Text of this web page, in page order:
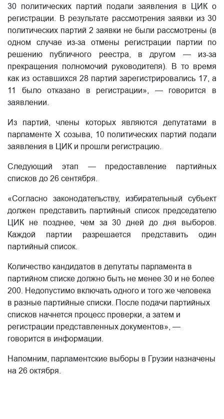
30 политических партий подали заявления в ЦИК о
регистрации. В результате рассмотрения заявки из 30
политических партий 2 заявки не были рассмотрены (в
одном случае из-за отмены регистрации партии по
решению публичного реестра, в другом — из-за
прекращения полномочий руководителя). В то время
как из оставшихся 28 партий зарегистрировались 17, а
11 было отказано в регистрации», — говорится в
заявлении.
Из партий, члены которых являются депутатами в
парламенте X созыва, 10 политических партий подали
заявления в ЦИК и прошли регистрацию.
Следующий этап — предоставление партийных
списков до 26 сентября.
«Согласно законодательству, избирательный субъект
должен представить партийный список председателю
ЦИК не позднее, чем за 30 дней до дня выборов.
Каждой партии разрешается представить один
партийный список.
Количество кандидатов в депутаты парламента в
партийном списке должно быть не менее 30 и не более
200. Недопустимо включать одного и того же человека
в разные партийные списки. После подачи партийных
списков начнется процесс проверки, а затем и
регистрации представленных документов», —
говорится в информации.
Напомним, парламентские выборы в Грузии назначены
на 26 октября.